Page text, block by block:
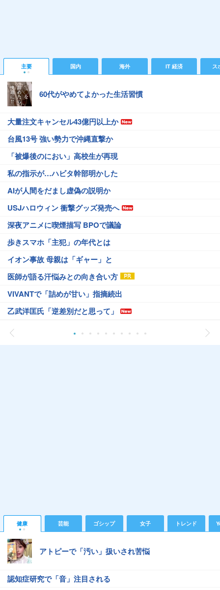
主要 国内 海外 IT 経済 ス
60代がやめてよかった生活習慣
大量注文キャンセル43億円以上か
台風13号 強い勢力で沖縄直撃か
「被爆後のにおい」高校生が再現
私の指示が…ハビタ幹部明かした
AIが人間をだまし虚偽の説明か
USJハロウィン 衝撃グッズ発売へ
深夜アニメに喫煙描写 BPOで議論
歩きスマホ「主犯」の年代とは
イオン事故 母親は「ギャー」と
医師が語る汗悩みとの向き合い方
VIVANTで「詰めが甘い」指摘続出
乙武洋匡氏「逆差別だと思って」
健康 芸能 ゴシップ 女子 トレンド
アトピーで「汚い」扱いされ苦悩
認知症研究で「音」注目される